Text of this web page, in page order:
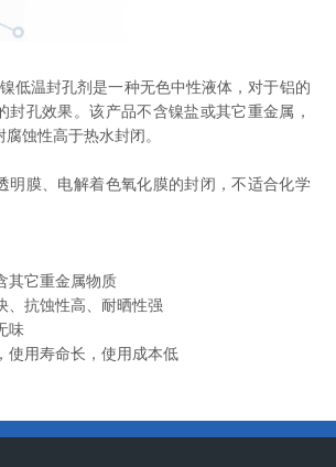
低温封孔剂是一种无色中性液体，对于铝的
封孔效果。该产品不含镍盐或其它重金属，
蚀性高于热水封闭。
明膜、电解着色氧化膜的封闭，不适合化学
其它重金属物质
、抗蚀性高、耐晒性强
味
使用寿命长，使用成本低